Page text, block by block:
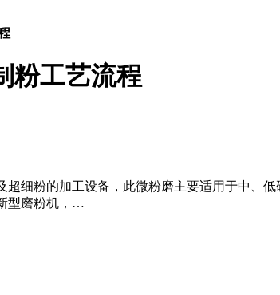
粉工艺流程
超细粉的加工设备，此微粉磨主要适用于中、
型磨粉机，…